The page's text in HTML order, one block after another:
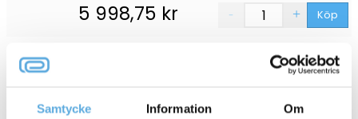
Samtycke Information Om
5 998,75 kr Köp
Konferensbord Madrid Ljus Ek 3600×1200/800